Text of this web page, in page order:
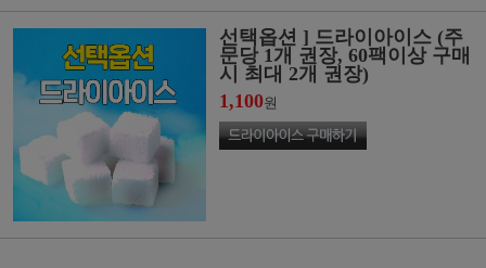
선택옵션 ] 드라이아이스 (주
문당 1개 권장, 60팩이상 구매
시 최대 2개 권장)
1,100원